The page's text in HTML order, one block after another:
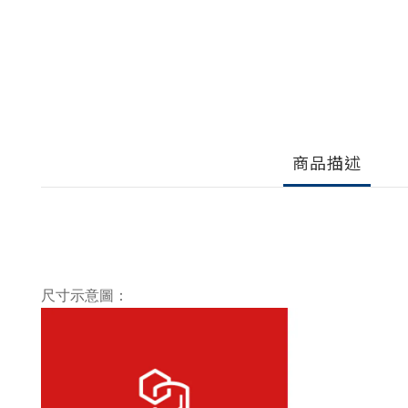
商品描述
尺寸示意圖：